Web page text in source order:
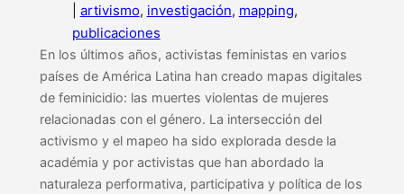
artivismo, investigación, mapping
publicaciones
En los últimos años, activistas feministas en varios
países de América Latina han creado mapas digitales
de feminicidio: las muertes violentas de mujeres
relacionadas con el género. La intersección del
activismo y el mapeo ha sido explorada desde la
académia y por activistas que han abordado la
naturaleza performativa, participativa y política de los